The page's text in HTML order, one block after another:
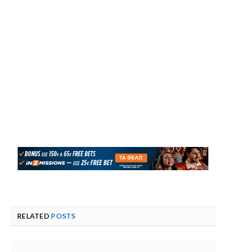
RELATED POSTS